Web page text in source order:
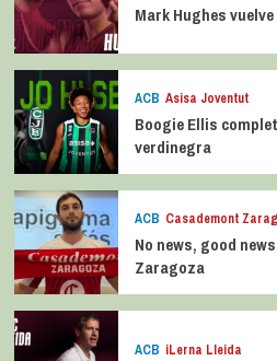
Mark Hughes
ACB Asisa Joventut
Boogie Ellis
verdinegra
ACB Casademont
No news, good
Zaragoza
ACB iLerna Lleida